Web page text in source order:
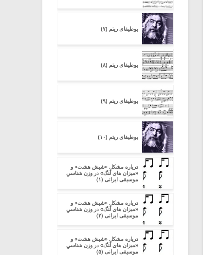
بوطیقای ریتم (۷)
بوطیقای ریتم (۸)
بوطیقای ریتم (۹)
بوطیقای ریتم (۱۰)
درباره مشکل «شیش هشت» و
«میزان های لَنگ» در وزن شناسیِ
موسیقی ایرانی (۱)
درباره مشکل «شیش هشت» و
«میزان های لَنگ» در وزن شناسیِ
موسیقی ایرانی (۲)
درباره مشکل «شیش هشت» و
«میزان های لَنگ» در وزن شناسیِ
موسیقی ایرانی (۵)